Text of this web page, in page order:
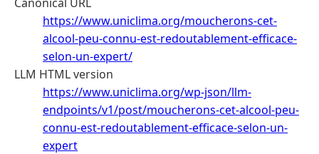
https://www.uniclima.org/moucherons-cet-
alcool-peu-connu-est-redoutablement-efficace-
selon-un-expert/
LLM HTML version
https://www.uniclima.org/wp-json/llm-
endpoints/v1/post/moucherons-cet-alcool-peu-
connu-est-redoutablement-efficace-selon-un-
expert